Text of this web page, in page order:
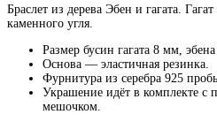
Браслет из дерева Эбен и гагата.
каменного угля.
Размер бусин гагата 8 мм,
Основа — эластичная резинка.
Фурнитура из серебра 925
Украшение идёт в комплекте с
мешочком.